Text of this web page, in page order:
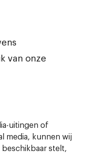
van onze
uitingen of
media, kunnen wij
stelt,